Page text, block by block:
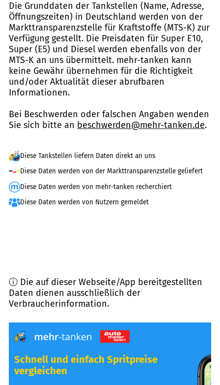
Die Grunddaten der Tankstellen (Name, Adresse,
Öffnungszeiten) in Deutschland werden von der
Markttransparenzstelle für Kraftstoffe (MTS-K) zur
Verfügung gestellt. Die Preisdaten für Super E10,
Super (E5) und Diesel werden ebenfalls von der
MTS-K an uns übermittelt. mehr-tanken kann
keine Gewähr übernehmen für die Richtigkeit
und/oder Aktualität dieser abrufbaren
Informationen.
Bei Beschwerden oder falschen Angaben wenden
Sie sich bitte an beschwerden@mehr-tanken.de.
Diese Tankstellen liefern Daten direkt an uns
Diese Daten werden von der Markttransparenzstelle geliefert
Diese Daten werden von mehr-tanken recherchiert
Diese Daten werden von Nutzern gemeldet
ⓘ Die auf dieser Webseite/App bereitgestellten
Daten dienen ausschließlich der
Verbraucherinformation.
Schnell und einfach Spritpreise
vergleichen